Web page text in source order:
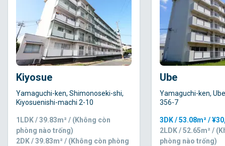
Kiyosue
Yamaguchi-ken, Shimonoseki-shi,
Kiyosuenishi-machi 2-10
1LDK / 39.83m² / (Không còn
phòng nào trống)
2DK / 39.83m² / (Không còn phòng
Ube
Yamaguchi-ken,
356-7
3DK / 53.08m² /
2LDK / 52.65m² /
phòng nào trống)